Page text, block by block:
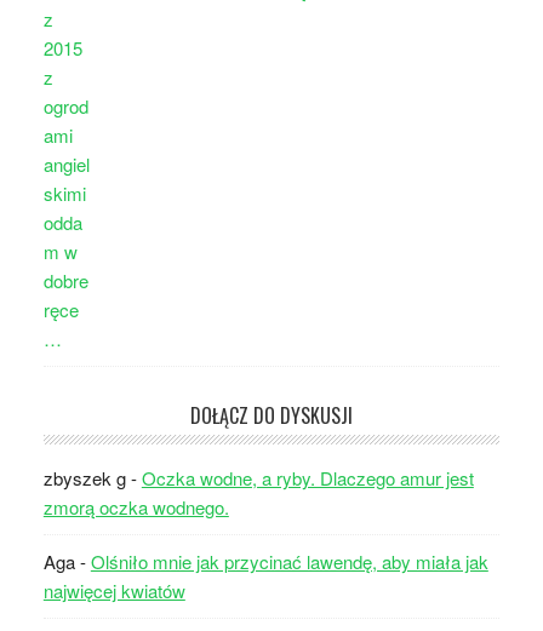
DOŁĄCZ DO DYSKUSJI
zbyszek g-Oczka wodne, a ryby. Dlaczego amur jest
zmorą oczka wodnego.
Aga-Olśniło mnie jak przycinać lawendę, aby miała jak
najwięcej kwiatów